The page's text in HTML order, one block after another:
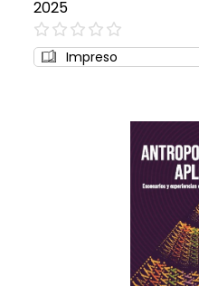
2025
0%
Impreso